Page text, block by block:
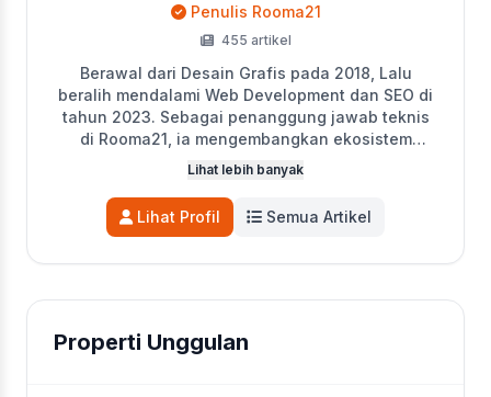
Penulis Rooma21
455 artikel
Berawal dari Desain Grafis pada 2018, Lalu
beralih mendalami Web Development dan SEO di
tahun 2023. Sebagai penanggung jawab teknis
di Rooma21, ia mengembangkan ekosistem
digital perusahaan, termasuk Portal Properti,
Sistem Titip Jual, dan MLS Jakarta Selatan.
Katon juga aktif sebagai penulis utama di Blog
Rooma21 yang mengedukasi pencari hunian
fokusnya adalah mengoptimalkan performa
Lihat lebih banyak
Lihat Profil Semua Artikel
Properti Unggulan